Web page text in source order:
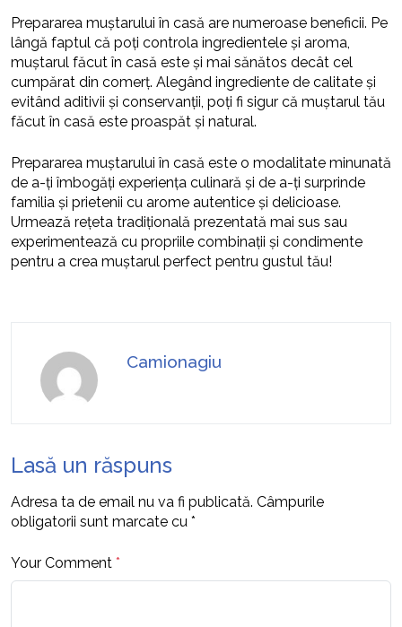
Prepararea muștarului în casă are numeroase beneficii. Pe
lângă faptul că poți controla ingredientele și aroma,
muștarul făcut în casă este și mai sănătos decât cel
cumpărat din comerț. Alegând ingrediente de calitate și
evitând aditivii și conservanții, poți fi sigur că muștarul tău
făcut în casă este proaspăt și natural.
Prepararea muștarului în casă este o modalitate minunată
de a-ți îmbogăți experiența culinară și de a-ți surprinde
familia și prietenii cu arome autentice și delicioase.
Urmează rețeta tradițională prezentată mai sus sau
experimentează cu propriile combinații și condimente
pentru a crea muștarul perfect pentru gustul tău!
Camionagiu
Lasă un răspuns
Adresa ta de email nu va fi publicată. Câmpurile
obligatorii sunt marcate cu *
Your Comment *